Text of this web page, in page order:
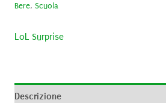
Bere, Scuola
LoL Surprise
Descrizione